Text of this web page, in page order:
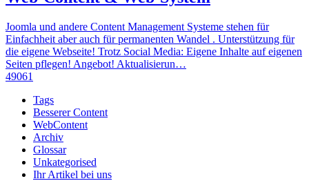
Joomla und andere Content Management Systeme stehen für
Einfachheit aber auch für permanenten Wandel . Unterstützung für
die eigene Webseite! Trotz Social Media: Eigene Inhalte auf eigenen
Seiten pflegen! Angebot! Aktualisierun…
49061
Tags
Besserer Content
WebContent
Archiv
Glossar
Unkategorised
Ihr Artikel bei uns